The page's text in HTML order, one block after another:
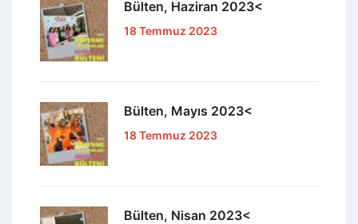
Bülten, Haziran 2023<
18 Temmuz 2023
Bülten, Mayıs 2023<
18 Temmuz 2023
Bülten, Nisan 2023<